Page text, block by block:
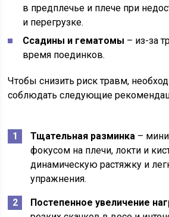
в предплечье и плече при
и перегрузке.
Ссадины и гематомы – из-за
время поединков.
Чтобы снизить риск травм,
соблюдать следующие
Тщательная разминка –
фокусом на плечи, локти и
динамическую растяжку и
упражнения.
Постепенное увеличение